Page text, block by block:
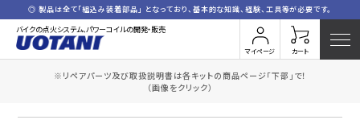
バイクの点火システム、パワーコイルの開発・販売
マイページ カート
◎ 製品は全て「組込み装着部品」 となっており、基本的な知識、経験、工具等が必要です。
※リペアパーツ及び取扱説明書は各キットの商品ページ「下部」で！
（画像をクリック）
ショッピングカート